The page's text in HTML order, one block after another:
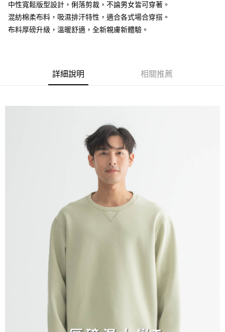
全家取貨付款
免運費
付款後7-11取貨
中性寬鬆版型設計，俐落剪裁，不論男女皆可穿著。
混紡棉柔布料，吸濕排汗特性，適合各式場合穿搭。
布料厚磅升級，溫暖舒適，全新親膚新體驗。
詳細說明 相關推薦